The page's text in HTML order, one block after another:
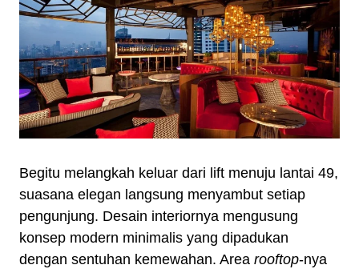
Begitu melangkah keluar dari lift menuju lantai 49,
suasana elegan langsung menyambut setiap
pengunjung. Desain interiornya mengusung
konsep modern minimalis yang dipadukan
dengan sentuhan kemewahan. Area rooftop-nya